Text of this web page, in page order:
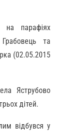
на парафіях
та
(02.05.2015
Яструбово
дітей.
відбувся у